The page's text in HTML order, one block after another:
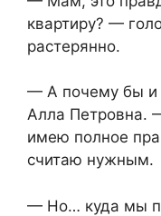
квартиру? —
растерянно.
— А почему бы и
Алла Петровна.
имею полное
считаю нужным.
— Но… куда мы